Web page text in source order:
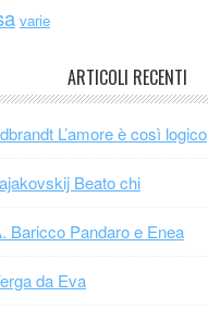
varie
ARTICOLI RECENTI
L’amore è così logico
Beato chi
Baricco Pandaro e Enea
da Eva